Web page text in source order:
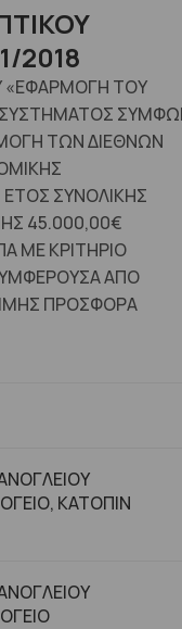
2018
«ΕΦΑΡΜΟΓΗ ΤΟΥ
ΣΥΣΤΗΜΑΤΟΣ
ΤΩΝ ΔΙΕΘΝΩΝ
ΣΥΝΟΛΙΚΗΣ
45.000,00€
ΜΕ ΚΡΙΤΗΡΙΟ
ΑΠΟ
ΠΡΟΣΦΟΡΑ
ΚΑΤΟΠΙΝ